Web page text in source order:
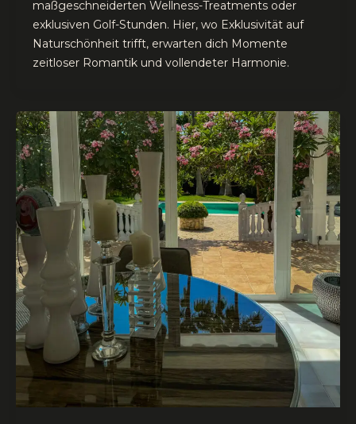
maßgeschneiderten Wellness-Treatments oder
exklusiven Golf-Stunden. Hier, wo Exklusivität auf
Naturschönheit trifft, erwarten dich Momente
zeitloser Romantik und vollendeter Harmonie.